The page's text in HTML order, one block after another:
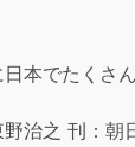
本でたくさ
治之 刊：朝